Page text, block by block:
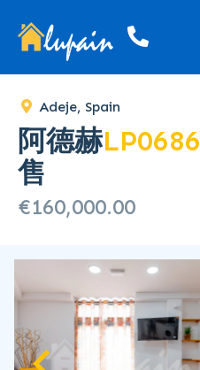
Adeje, Spain
阿德赫LP0686
售
€160,000.00
SOLD